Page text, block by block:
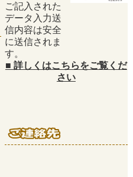
ご記入された
データ入力送
信内容は安全
に送信されま
す。
■ 詳しくはこちらをご覧くだ
さい